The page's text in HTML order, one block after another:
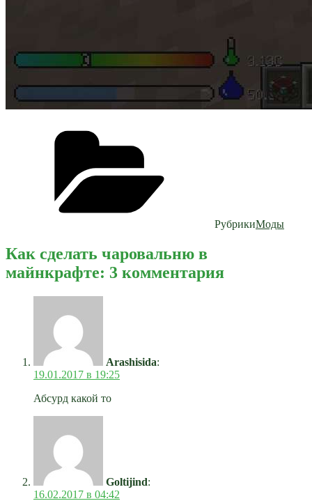
РубрикиМоды
Как сделать чаровальню в
майнкрафте: 3 комментария
Arashisida:
19.01.2017 в 19:25
Абсурд какой то
Goltijind:
16.02.2017 в 04:42